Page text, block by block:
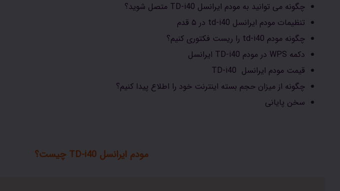
چگونه می توانید به مودم ایرانسل TD-i40 متصل شوید؟
تنظیمات مودم ایرانسل td-i40 در ۵ قدم
چگونه مودم td-i40 را ریست فکتوری کنیم؟
دکمه WPS در مودم TD-i40 ایرانسل
قیمت مودم ایرانسل TD-i40
چگونه از میزان حجم بسته اینترنت خود را اطلاع پیدا کنیم؟
سخن پایانی
مودم ایرانسل TD-i40 چیست؟